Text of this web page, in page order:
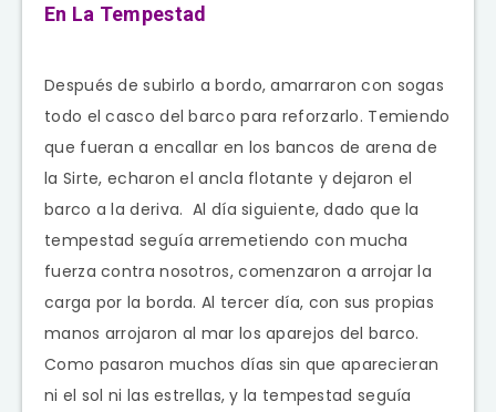
En La Tempestad
Después de subirlo a bordo, amarraron con sogas
todo el casco del barco para reforzarlo. Temiendo
que fueran a encallar en los bancos de arena de
la Sirte, echaron el ancla flotante y dejaron el
barco a la deriva. Al día siguiente, dado que la
tempestad seguía arremetiendo con mucha
fuerza contra nosotros, comenzaron a arrojar la
carga por la borda. Al tercer día, con sus propias
manos arrojaron al mar los aparejos del barco.
Como pasaron muchos días sin que aparecieran
ni el sol ni las estrellas, y la tempestad seguía